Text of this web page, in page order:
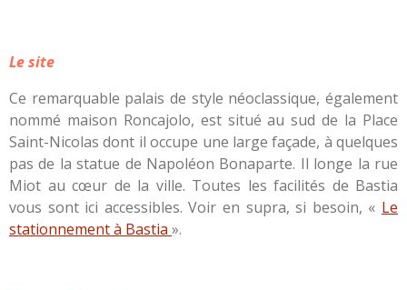
Le site
Ce remarquable palais de style néoclassique, également
nommé maison Roncajolo, est situé au sud de la Place
Saint-Nicolas dont il occupe une large façade, à quelques
pas de la statue de Napoléon Bonaparte. Il longe la rue
Miot au cœur de la ville. Toutes les facilités de Bastia
vous sont ici accessibles. Voir en supra, si besoin, « Le
stationnement à Bastia ».